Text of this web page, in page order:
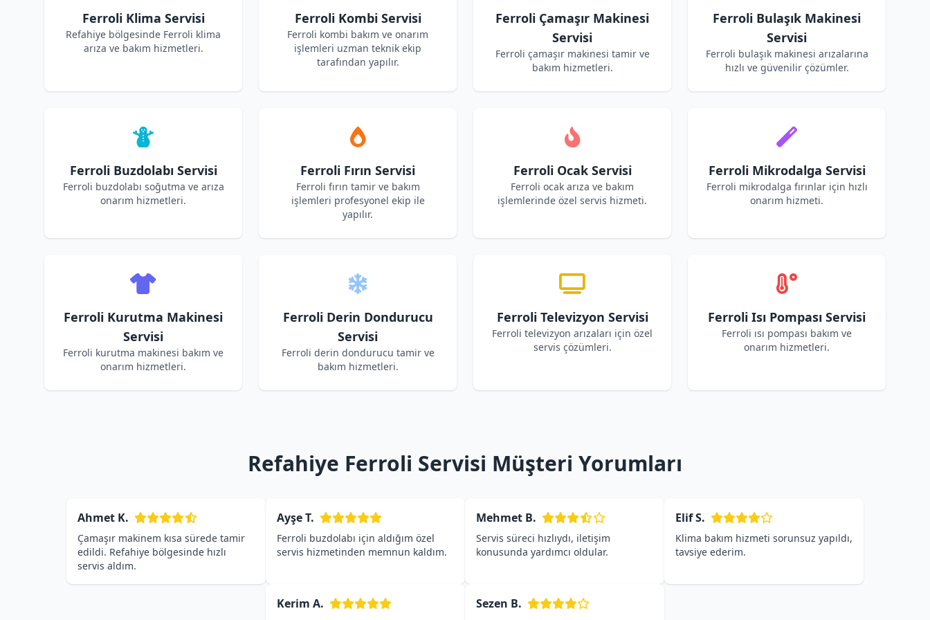
Ferroli Klima Servisi
Refahiye bölgesinde Ferroli klima
arıza ve bakım hizmetleri.
Ferroli Kombi Servisi
Ferroli kombi bakım ve onarım
işlemleri uzman teknik ekip
tarafından yapılır.
Ferroli Çamaşır Makinesi
Servisi
Ferroli çamaşır makinesi tamir ve
bakım hizmetleri.
Ferroli Bulaşık Makinesi
Servisi
Ferroli bulaşık makinesi arızalarına
hızlı ve güvenilir çözümler.
Ferroli Buzdolabı Servisi
Ferroli buzdolabı soğutma ve arıza
onarım hizmetleri.
Ferroli Fırın Servisi
Ferroli fırın tamir ve bakım
işlemleri profesyonel ekip ile
yapılır.
Ferroli Ocak Servisi
Ferroli ocak arıza ve bakım
işlemlerinde özel servis hizmeti.
Ferroli Mikrodalga Servisi
Ferroli mikrodalga fırınlar için hızlı
onarım hizmeti.
Ferroli Kurutma Makinesi
Servisi
Ferroli kurutma makinesi bakım ve
onarım hizmetleri.
Ferroli Derin Dondurucu
Servisi
Ferroli derin dondurucu tamir ve
bakım hizmetleri.
Ferroli Televizyon Servisi
Ferroli televizyon arızaları için özel
servis çözümleri.
Ferroli Isı Pompası Servisi
Ferroli ısı pompası bakım ve
onarım hizmetleri.
Refahiye Ferroli Servisi Müşteri Yorumları
Ahmet K.
Çamaşır makinem kısa sürede tamir
edildi. Refahiye bölgesinde hızlı
servis aldım.
Ayşe T.
Ferroli buzdolabı için aldığım özel
servis hizmetinden memnun kaldım.
Mehmet B.
Servis süreci hızlıydı, iletişim
konusunda yardımcı oldular.
Elif S.
Klima bakım hizmeti sorunsuz yapıldı,
tavsiye ederim.
Kerim A. Sezen B.